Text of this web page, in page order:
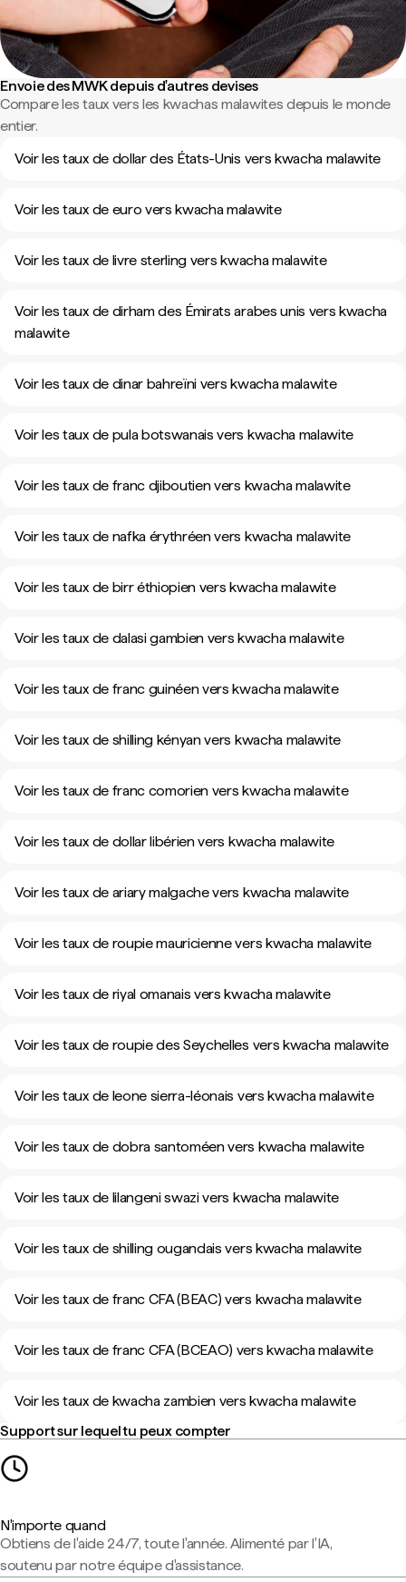
Envoie des MWK depuis d'autres devises
Compare les taux vers les kwachas malawites depuis le monde
entier.
Voir les taux de dollar des États-Unis vers kwacha malawite
Voir les taux de euro vers kwacha malawite
Voir les taux de livre sterling vers kwacha malawite
Voir les taux de dirham des Émirats arabes unis vers kwacha
malawite
Voir les taux de dinar bahreïni vers kwacha malawite
Voir les taux de pula botswanais vers kwacha malawite
Voir les taux de franc djiboutien vers kwacha malawite
Voir les taux de nafka érythréen vers kwacha malawite
Voir les taux de birr éthiopien vers kwacha malawite
Voir les taux de dalasi gambien vers kwacha malawite
Voir les taux de franc guinéen vers kwacha malawite
Voir les taux de shilling kényan vers kwacha malawite
Voir les taux de franc comorien vers kwacha malawite
Voir les taux de dollar libérien vers kwacha malawite
Voir les taux de ariary malgache vers kwacha malawite
Voir les taux de roupie mauricienne vers kwacha malawite
Voir les taux de riyal omanais vers kwacha malawite
Voir les taux de roupie des Seychelles vers kwacha malawite
Voir les taux de leone sierra-léonais vers kwacha malawite
Voir les taux de dobra santoméen vers kwacha malawite
Voir les taux de lilangeni swazi vers kwacha malawite
Voir les taux de shilling ougandais vers kwacha malawite
Voir les taux de franc CFA (BEAC) vers kwacha malawite
Voir les taux de franc CFA (BCEAO) vers kwacha malawite
Voir les taux de kwacha zambien vers kwacha malawite
Support sur lequel tu peux compter
N'importe quand
Obtiens de l'aide 24/7, toute l'année. Alimenté par l'IA,
soutenu par notre équipe d'assistance.